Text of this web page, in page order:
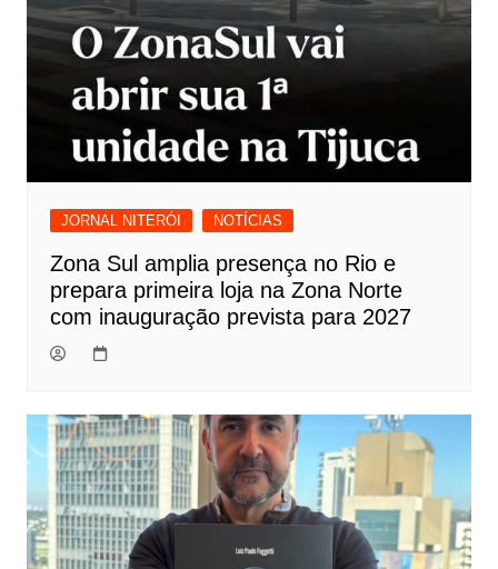
JORNAL NITERÓI NOTÍCIAS
Zona Sul amplia presença no Rio e
prepara primeira loja na Zona Norte
com inauguração prevista para 2027